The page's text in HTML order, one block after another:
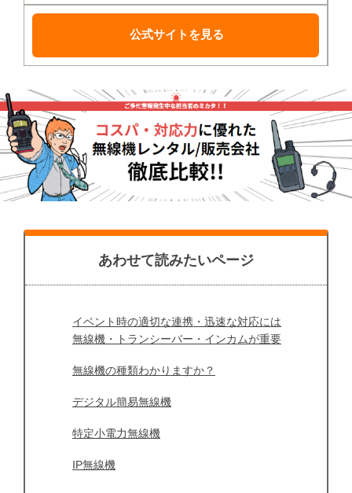
公式サイトを見る
あわせて読みたいページ
イベント時の適切な連携・迅速な対応には
無線機・トランシーバー・インカムが重要
無線機の種類わかりますか？
デジタル簡易無線機
特定小電力無線機
IP無線機